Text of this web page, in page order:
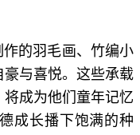
的羽毛画、竹编小
与喜悦。这些承载
成为他们童年记忆
成长播下饱满的种